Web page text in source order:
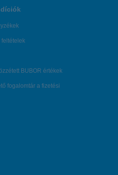
BUBOR értékek
fogalomtár a fizetési